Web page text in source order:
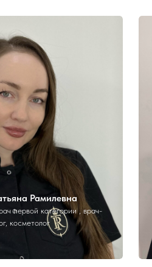
Рамилевна
первой категории , врач-
косметолог